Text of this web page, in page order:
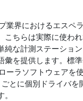
業界におけるエスペ
こちらは実際に使わ
純な計測ステーショ
彙を提供します。標
ーラソフトウェアを
とに個別ドライバを